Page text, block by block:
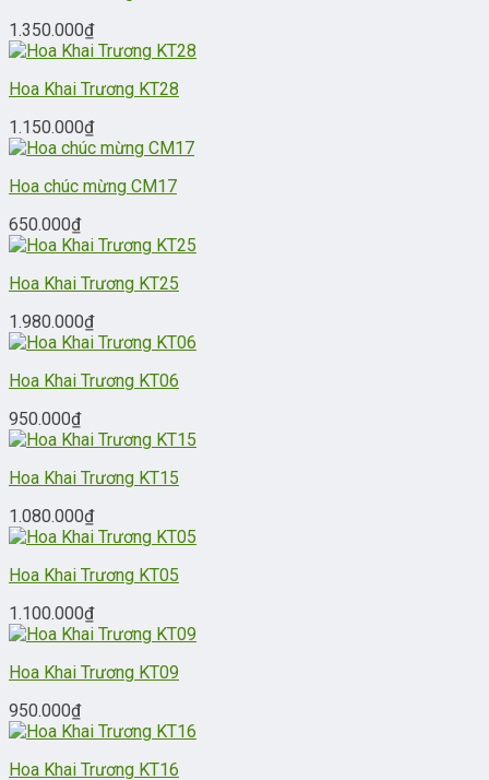
1.350.000₫
Hoa Khai Trương KT28
1.150.000₫
Hoa chúc mừng CM17
650.000₫
Hoa Khai Trương KT25
1.980.000₫
Hoa Khai Trương KT06
950.000₫
Hoa Khai Trương KT15
1.080.000₫
Hoa Khai Trương KT05
1.100.000₫
Hoa Khai Trương KT09
950.000₫
Hoa Khai Trương KT16